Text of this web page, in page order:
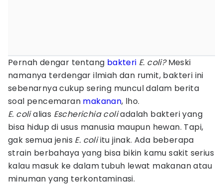
Pernah dengar tentang bakteri E. coli?Meski
namanya terdengar ilmiah dan rumit, bakteri ini
sebenarnya cukup sering muncul dalam berita
soal pencemaran makanan, lho.
E. colialias Escherichia coliadalah bakteri yang
bisa hidup di usus manusia maupun hewan. Tapi,
gak semua jenis E. coliitu jinak. Ada beberapa
strain berbahaya yang bisa bikin kamu sakit serius
kalau masuk ke dalam tubuh lewat makanan atau
minuman yang terkontaminasi.